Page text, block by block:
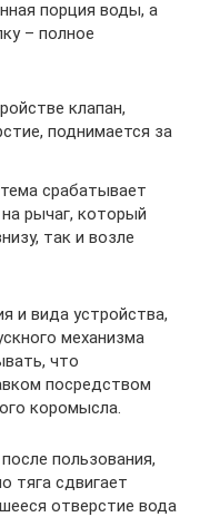
порция воды, а
– полное
клапан,
поднимается за
срабатывает
рычаг, который
так и возле
и вида устройства,
механизма
что
посредством
коромысла.
пользования,
тяга сдвигает
отверстие вода